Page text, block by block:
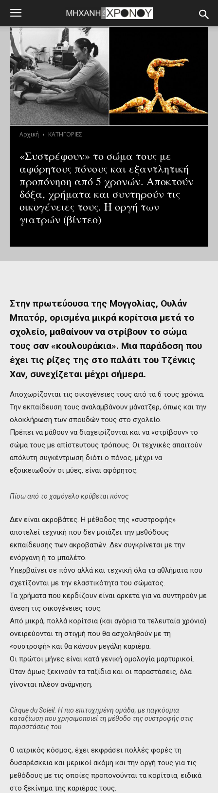
Αρχική ΚΑΤΗΓΟΡΙΕΣ
«Συστρέφουν» το σώμα τους με
αφόρητους πόνους και εξαντλητική
προπόνηση από 5 χρονών. Αποκτούν
δόξα, χρήματα και συντηρούν τις
οικογένειες τους. Η οργή των
γιατρών (βίντεο)
Στην πρωτεύουσα της Μογγολίας, Ουλάν
Μπατόρ, ορισμένα μικρά κορίτσια μετά το
σχολείο, μαθαίνουν να στρίβουν το σώμα
τους σαν «κουλουράκια». Μια παράδοση που
έχει τις ρίζες της στο παλάτι του Τζένκις
Χαν, συνεχίζεται μέχρι σήμερα.
Αποχωρίζονται τις οικογένειες τους από τα 6 τους χρόνια.
Την εκπαίδευση τους αναλαμβάνουν μάνατζερ, όπως και την
ολοκλήρωση των σπουδών τους στο σχολείο.
Πρέπει να μάθουν να διαχειρίζονται και να «στρίβουν» το
σώμα τους με απίστευτους τρόπους. Οι τεχνικές απαιτούν
απόλυτη συγκέντρωση διότι ο πόνος, μέχρι να
εξοικειωθούν οι μύες, είναι αφόρητος.
Πίσω από το χαμόγελο κρύβεται πόνος
Δεν είναι ακροβάτες. Η μέθοδος της «συστροφής»
αποτελεί τεχνική που δεν μοιάζει την μεθόδους
εκπαίδευσης των ακροβατών. Δεν συγκρίνεται με την
ενόργανη ή το μπαλέτο.
Υπερβαίνει σε πόνο αλλά και τεχνική όλα τα αθλήματα που
σχετίζονται με την ελαστικότητα του σώματος.
Τα χρήματα που κερδίζουν είναι αρκετά για να συντηρούν με
άνεση τις οικογένειες τους.
Από μικρά, πολλά κορίτσια (και αγόρια τα τελευταία χρόνια)
ονειρεύονται τη στιγμή που θα ασχοληθούν με τη
«συστροφή» και θα κάνουν μεγάλη καριέρα.
Οι πρώτοι μήνες είναι κατά γενική ομολογία μαρτυρικοί.
Όταν όμως ξεκινούν τα ταξίδια και οι παραστάσεις, όλα
γίνονται πλέον ανάμνηση.
Cirque du Soleil. Η πιο επιτυχημένη ομάδα, με παγκόσμια
καταξίωση που χρησιμοποιεί τη μέθοδο της συστροφής στις
παραστάσεις του
Ο ιατρικός κόσμος, έχει εκφράσει πολλές φορές τη
δυσαρέσκεια και μερικοί ακόμη και την οργή τους για τις
μεθόδους με τις οποίες προπονούνται τα κορίτσια, ειδικά
στο ξεκίνημα της καριέρας τους.